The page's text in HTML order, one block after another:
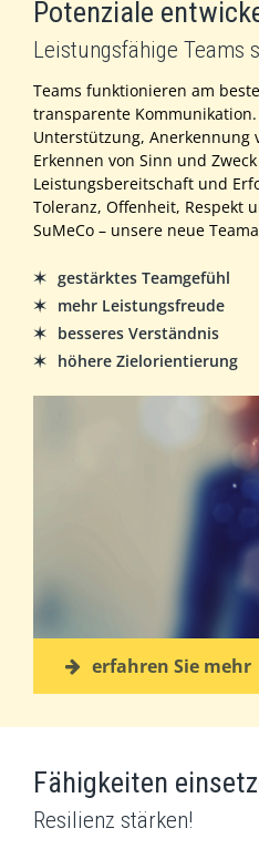
Potenziale
Leistungsfähige Teams
Teams funktionieren am
transparente
Unterstützung, Anerkennung
Erkennen von Sinn und
Leistungsbereitschaft und
Toleranz, Offenheit, Respekt
SuMeCo – unsere neue
gestärktes Teamgefühl
mehr Leistungsfreude
besseres Verständnis
höhere Zielorientierung
erfahren Sie mehr
Fähigkeiten
Resilienz stärken!